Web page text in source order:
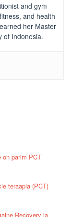
and gym
and health
her Master
of Indonesia.
on parim PCT
teraapia (PCT)
Recovery ja